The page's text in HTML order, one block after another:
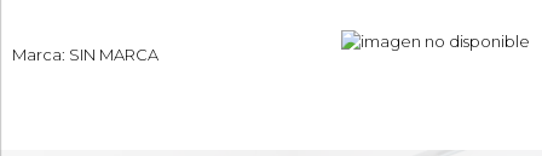
Marca: SIN MARCA